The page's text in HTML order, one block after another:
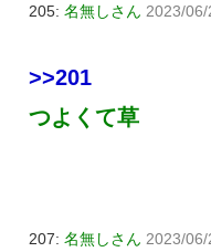
205: 名無しさん 2023/
>>201
つよくて草
207: 名無しさん 2023/06/